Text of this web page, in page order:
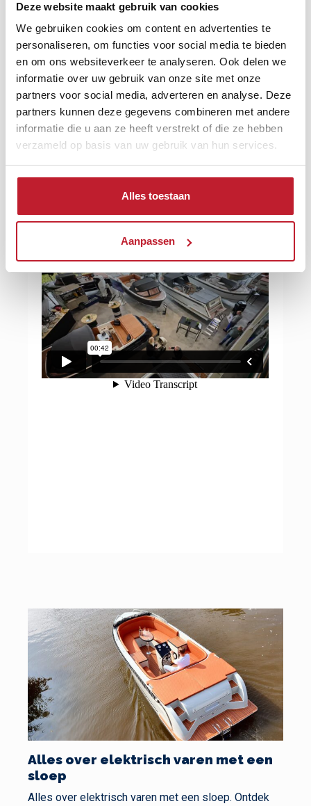
Deze website maakt gebruik van cookies
We gebruiken cookies om content en advertenties te
personaliseren, om functies voor social media te bieden
en om ons websiteverkeer te analyseren. Ook delen we
informatie over uw gebruik van onze site met onze
partners voor social media, adverteren en analyse. Deze
partners kunnen deze gegevens combineren met andere
informatie die u aan ze heeft verstrekt of die ze hebben
verzameld op basis van uw gebruik van hun services.
Alles toestaan
Aanpassen
boottrailers . Naast de verkoop van
watersportproducten, ben je bij ons aan het
juiste adres voor al je onderhoud, reparatie en
bootstalling aan je boot en buitenboordmotor.
Alles over elektrisch varen met een
sloep
Alles over elektrisch varen met een sloep. Ontdek